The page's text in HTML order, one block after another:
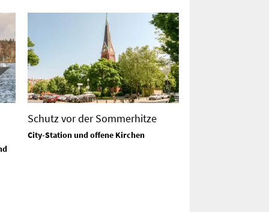
Schutz vor der Sommerhitze
City-Station und offene Kirchen